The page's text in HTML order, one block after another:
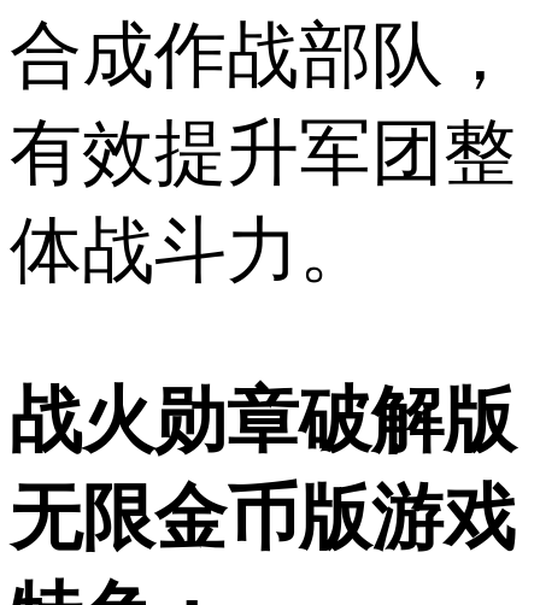
合成作战部队，
有效提升军团整
体战斗力。
战火勋章破解版
无限金币版游戏